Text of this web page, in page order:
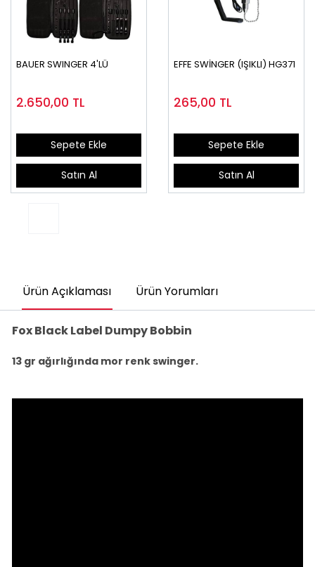
BAUER SWINGER 4'LÜ
2.650,00 TL
Sepete Ekle
Satın Al
EFFE SWİNGER (IŞIKLI) HG371
265,00 TL
Sepete Ekle
Satın Al
Ürün Açıklaması Ürün Yorumları
Fox Black Label Dumpy Bobbin
13 gr ağırlığında mor renk swinger.